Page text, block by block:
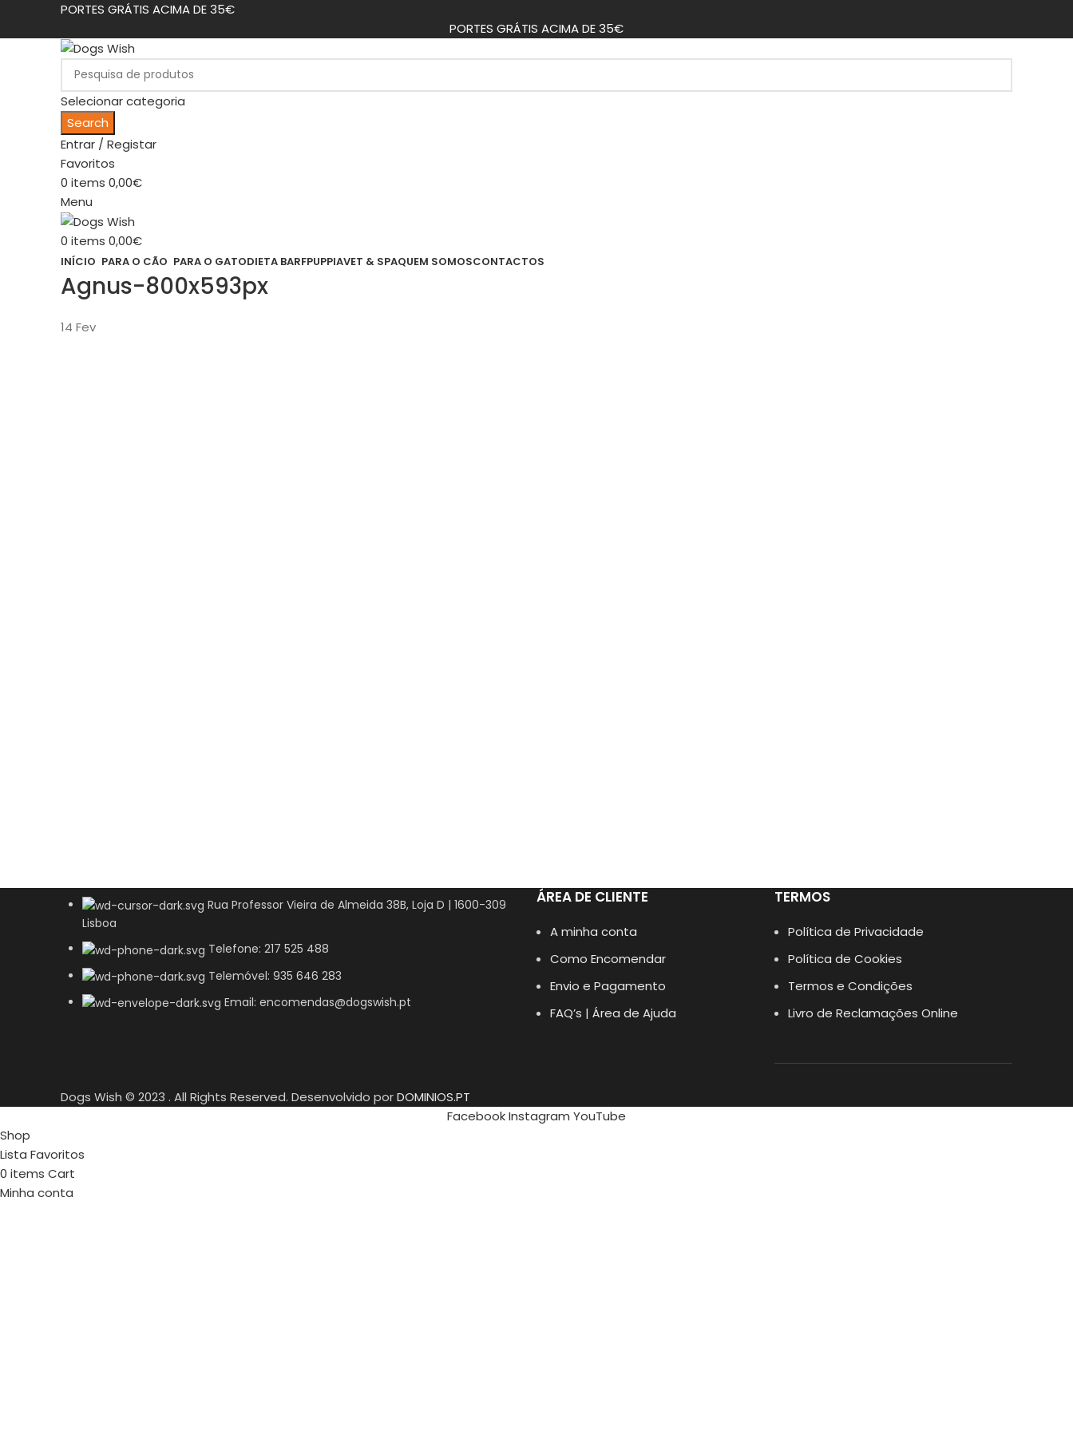
PORTES GRÁTIS ACIMA DE 35€
PORTES GRÁTIS ACIMA DE 35€
Selecionar categoria
Search
Entrar / Registar
Favoritos
0 items 0,00€
Menu
0 items 0,00€
INÍCIO PARA O CÃO PARA O GATODIETA BARFPUPPIAVET & SPAQUEM SOMOSCONTACTOS
Agnus-800x593px
14 Fev
Rua Professor Vieira de Almeida 38B, Loja D | 1600-309
Lisboa
Telefone: 217 525 488
Telemóvel: 935 646 283
Email: encomendas@dogswish.pt
ÁREA DE CLIENTE
A minha conta
Como Encomendar
Envio e Pagamento
FAQ’s | Área de Ajuda
TERMOS
Política de Privacidade
Política de Cookies
Termos e Condições
Livro de Reclamações Online
Dogs Wish © 2023 . All Rights Reserved. Desenvolvido porDOMINIOS.PT
FacebookInstagram YouTube
Shop
Lista Favoritos
0 items Cart
Minha conta